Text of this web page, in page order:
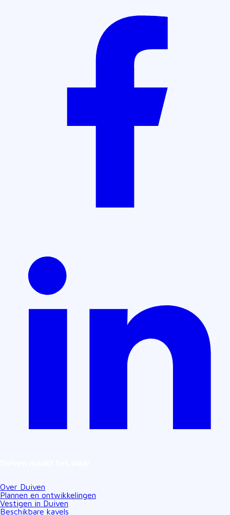
Over Duiven
Plannen en ontwikkelingen
Vestigen in Duiven
Beschikbare kavels